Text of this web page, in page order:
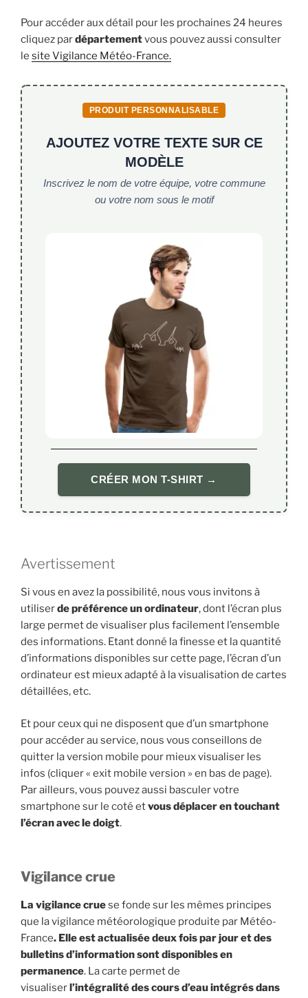
Pour accéder aux détail pour les prochaines 24 heures
cliquez pardépartementvous pouvez aussi consulter
le site Vigilance Météo-France.
PRODUIT PERSONNALISABLE
AJOUTEZ VOTRE TEXTE SUR CE
MODÈLE
Inscrivez le nom de votre équipe, votre commune
ou votre nom sous le motif
CRÉER MON T-SHIRT →
Avertissement
Si vous en avez la possibilité, nous vous invitons à
utiliserde préférence un ordinateur, dont l’écran plus
large permet de visualiser plus facilement l’ensemble
des informations. Etant donné la finesse et la quantité
d’informations disponibles sur cette page, l’écran d’un
ordinateur est mieux adapté à la visualisation de cartes
détaillées, etc.
Et pour ceux qui ne disposent que d’un smartphone
pour accéder au service, nous vous conseillons de
quitter la version mobile pour mieux visualiser les
infos (cliquer « exit mobile version » en bas de page).
Par ailleurs, vous pouvez aussi basculer votre
smartphone sur le coté etvous déplacer en touchant
l’écran avec le doigt.
Vigilance crue
La vigilance cruese fonde sur les mêmes principes
que la vigilance météorologique produite par Météo-
France. Elle est actualisée deux fois par jour et des
bulletins d’information sont disponibles en
permanence. La carte permet de
visualiserl’intégralité des cours d’eau intégrés dans